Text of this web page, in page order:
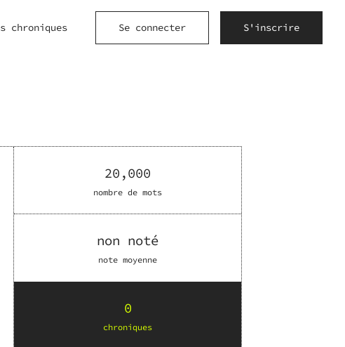
chroniques Se connecter S'inscrire
20,000
nombre de mots
non noté
note moyenne
0
chroniques